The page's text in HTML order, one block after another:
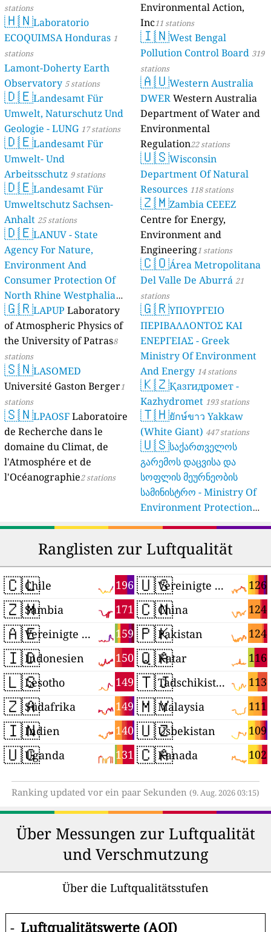
stations
🇭🇳Laboratorio
ECOQUIMSA Honduras 1
stations
Lamont-Doherty Earth
Observatory 5 stations
🇩🇪Landesamt Für
Umwelt, Naturschutz Und
Geologie - LUNG 17 stations
🇩🇪Landesamt Für
Umwelt- Und
Arbeitsschutz 9 stations
🇩🇪Landesamt Für
Umweltschutz Sachsen-
Anhalt 25 stations
🇩🇪LANUV - State
Agency For Nature,
Environment And
Consumer Protection Of
North Rhine Westphalia
(Landesamt Für Natur,
Umwelt Und
Verbraucherschutz NRW)
61 stations
🇬🇷LAPUP Laboratory
of Atmospheric Physics of
the University of Patras8
stations
🇸🇳LASOMED
Université Gaston Berger1
stations
🇸🇳LPAOSF Laboratoire
de Recherche dans le
domaine du Climat, de
l'Atmosphére et de
l'Océanographie2 stations
Environmental Action,
Inc11 stations
🇮🇳West Bengal
Pollution Control Board 319
stations
🇦🇺Western Australia
DWERWestern Australia
Department of Water and
Environmental
Regulation22 stations
🇺🇸Wisconsin
Department Of Natural
Resources 118 stations
🇿🇲Zambia CEEEZ
Centre for Energy,
Environment and
Engineering1 stations
🇨🇴Área Metropolitana
Del Valle De Aburrá 21
stations
🇬🇷ΥΠΟΥΡΓΕΙΟ
ΠΕΡΙΒΑΛΛΟΝΤΟΣ ΚΑΙ
ΕΝΕΡΓΕΙΑΣ - Greek
Ministry Of Environment
And Energy 14 stations
🇰🇿Қазгидромет -
Kazhydromet 193 stations
🇹🇭ยักษ์ขาว Yakkaw
(White Giant) 447 stations
🇺🇸საქართველოს
გარემოს დაცვისა და
სოფლის მეურნეობის
სამინისტრო - Ministry Of
Environment Protection
Ranglisten zur Luftqualität
🇨🇱 196
Chile
🇿🇲 171
Sambia
🇦🇪 159
Vereinigte Arabische Emirate
🇮🇩 150
Indonesien
🇱🇸 149
Lesotho
🇿🇦 149
Südafrika
🇮🇳 140
Indien
🇺🇬 131
Uganda
🇺🇸 126
Vereinigte Staaten
🇨🇳 124
China
🇵🇰 124
Pakistan
🇶🇦 116
Katar
🇹🇯 113
Tadschikistan
🇲🇾 111
Malaysia
🇺🇿 109
Usbekistan
🇨🇦 102
Kanada
Ranking updated vor ein paar Sekunden (9. Aug. 2026 03:15)
Über Messungen zur Luftqualität
und Verschmutzung
Über die Luftqualitätsstufen
- Luftqualitätswerte (AQI)